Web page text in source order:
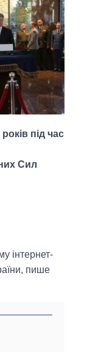
під час
Сил
інтернет-
пише